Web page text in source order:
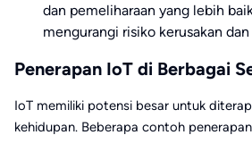
dan pemeliharaan yang lebih
mengurangi risiko kerusakan
Penerapan IoT di Berbagai
IoT memiliki potensi besar untuk
kehidupan. Beberapa contoh